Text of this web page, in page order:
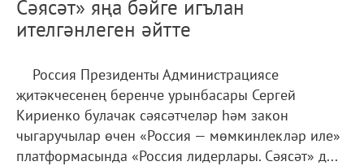
Сәясәт» яңа бәйге игълан
ителгәнлеген әйтте
Россия Президенты Администрациясе
җитәкчесенең беренче урынбасары Сергей
Кириенко булачак сәясәтчеләр һәм закон
чыгаручылар өчен «Россия — мөмкинлекләр иле»
платформасында «Россия лидерлары. Сәясәт» д...